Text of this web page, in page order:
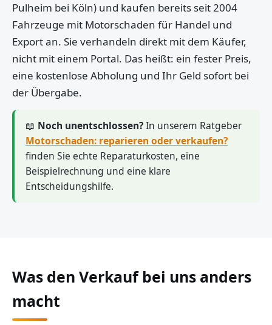
Pulheim bei Köln) und kaufen bereits seit 2004
Fahrzeuge mit Motorschaden für Handel und
Export an. Sie verhandeln direkt mit dem Käufer,
nicht mit einem Portal. Das heißt: ein fester Preis,
eine kostenlose Abholung und Ihr Geld sofort bei
der Übergabe.
📖 Noch unentschlossen?In unserem Ratgeber
Motorschaden: reparieren oder verkaufen?
finden Sie echte Reparaturkosten, eine
Beispielrechnung und eine klare
Entscheidungshilfe.
Was den Verkauf bei uns anders
macht